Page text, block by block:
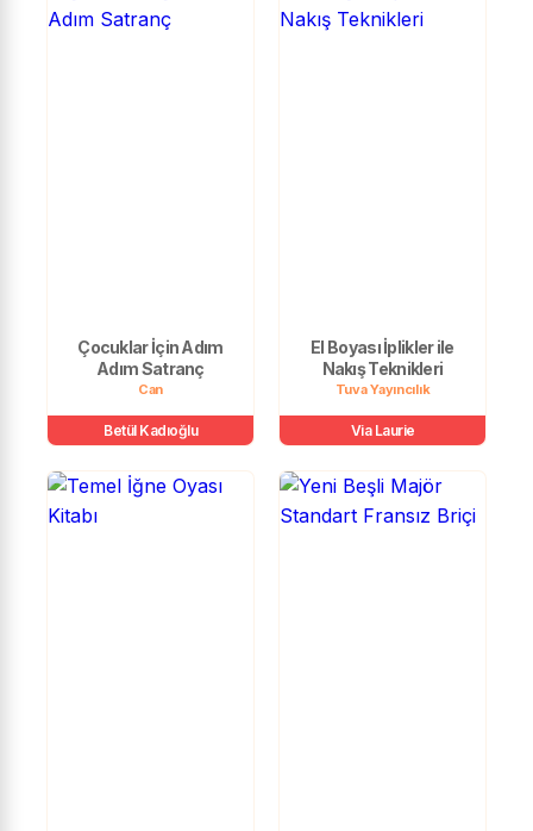
Çocuklar İçin Adım
Adım Satranç
Can
Betül Kadıoğlu
El Boyası İplikler ile
Nakış Teknikleri
Tuva Yayıncılık
Via Laurie